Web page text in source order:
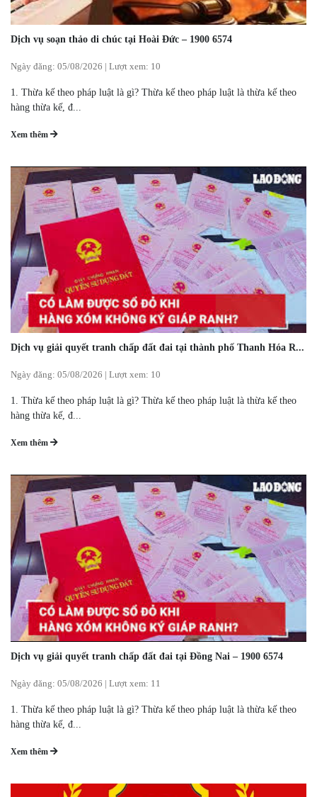
Dịch vụ soạn thảo di chúc tại Hoài Đức – 1900 6574
Ngày đăng: 05/08/2026 | Lượt xem: 10
1. Thừa kế theo pháp luật là gì? Thừa kế theo pháp luật là thừa kế theo
hàng thừa kế, đ...
Xem thêm
Dịch vụ giải quyết tranh chấp đất đai tại thành phố Thanh Hóa R...
Ngày đăng: 05/08/2026 | Lượt xem: 10
1. Thừa kế theo pháp luật là gì? Thừa kế theo pháp luật là thừa kế theo
hàng thừa kế, đ...
Xem thêm
Dịch vụ giải quyết tranh chấp đất đai tại Đồng Nai – 1900 6574
Ngày đăng: 05/08/2026 | Lượt xem: 11
1. Thừa kế theo pháp luật là gì? Thừa kế theo pháp luật là thừa kế theo
hàng thừa kế, đ...
Xem thêm